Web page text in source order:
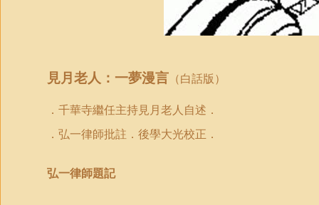
見月老人 ：一夢漫言 （白話版）
．千華寺繼任主持見月老人自述．
．弘一律師批註．後學大光校正．
弘一律師題記